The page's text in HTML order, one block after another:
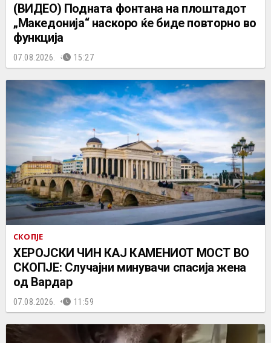
(ВИДЕО) Подната фонтана на плоштадот
„Македонија“ наскоро ќе биде повторно во
функција
07.08.2026. 15:27
СКОПЈЕ
ХЕРОЈСКИ ЧИН КАЈ КАМЕНИОТ МОСТ ВО
СКОПЈЕ: Случајни минувачи спасија жена
од Вардар
07.08.2026. 11:59